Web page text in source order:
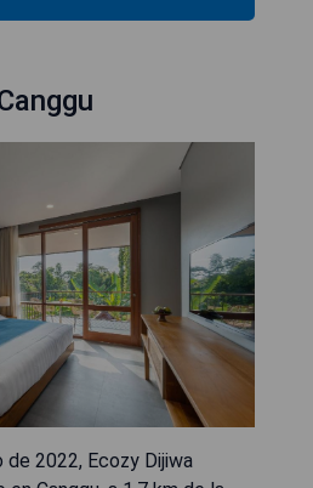
de 2022, Ecozy Dijiwa